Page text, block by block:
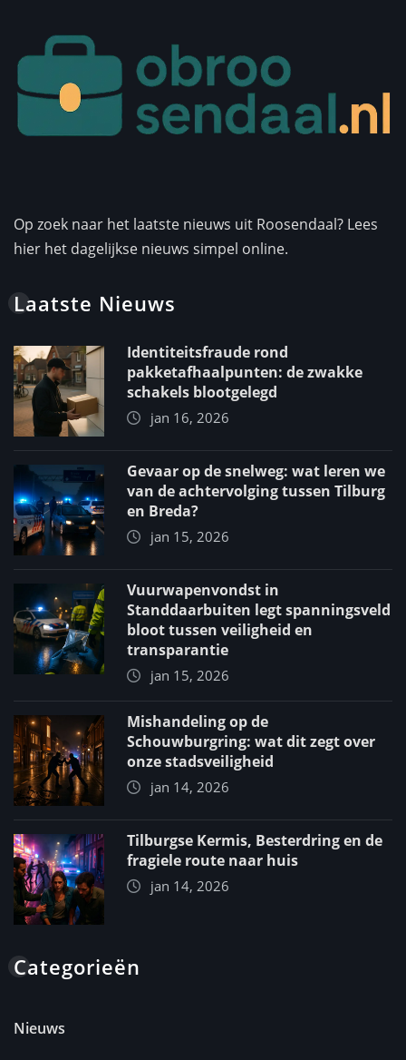
Op zoek naar het laatste nieuws uit Roosendaal? Lees
hier het dagelijkse nieuws simpel online.
Laatste Nieuws
Identiteitsfraude rond
pakketafhaalpunten: de zwakke
schakels blootgelegd
jan 16, 2026
Gevaar op de snelweg: wat leren we
van de achtervolging tussen Tilburg
en Breda?
jan 15, 2026
Vuurwapenvondst in
Standdaarbuiten legt spanningsveld
bloot tussen veiligheid en
transparantie
jan 15, 2026
Mishandeling op de
Schouwburgring: wat dit zegt over
onze stadsveiligheid
jan 14, 2026
Tilburgse Kermis, Besterdring en de
fragiele route naar huis
jan 14, 2026
Categorieën
Nieuws